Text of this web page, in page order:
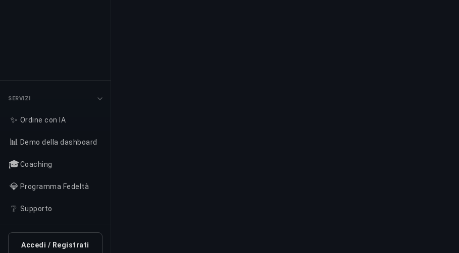
SERVIZI
✨ Ordine con IA
📊 Demo della dashboard
🎓Coaching
💎 Programma Fedeltà
❔ Supporto
Accedi / Registrati